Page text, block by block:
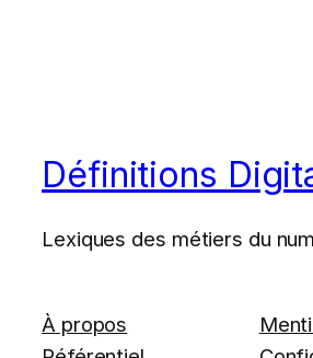
Définitions
Lexiques des métiers du
À propos